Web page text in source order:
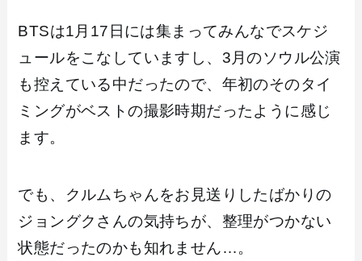
BTSは1月17日には集まってみんなでスケジ
ュールをこなしていますし、3月のソウル公演
も控えている中だったので、年初のそのタイ
ミングがベストの撮影時期だったように感じ
ます。
でも、クルムちゃんをお見送りしたばかりの
ジョングクさんの気持ちが、整理がつかない
状態だったのかも知れません…。